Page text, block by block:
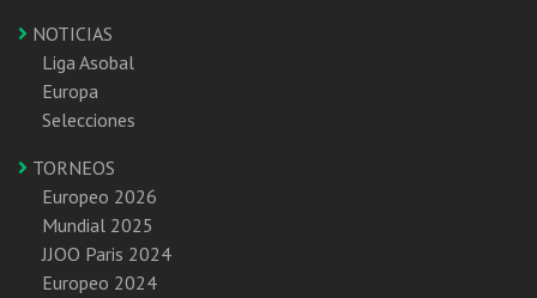
NOTICIAS
Liga Asobal
Europa
Selecciones
TORNEOS
Europeo 2026
Mundial 2025
JJOO Paris 2024
Europeo 2024